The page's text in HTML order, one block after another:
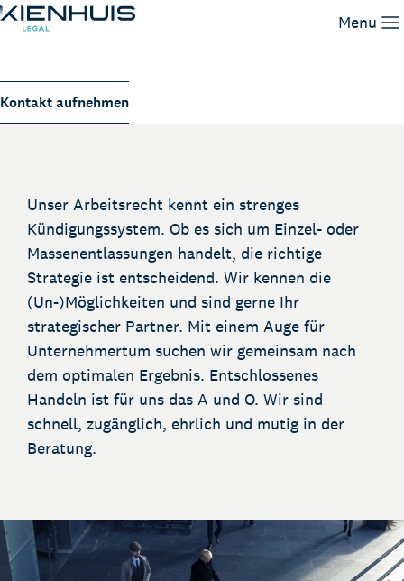
Menu
Unsere Leistungen
Unser Team
Kontakt
Kündigung
Kontakt aufnehmen
Unser Arbeitsrecht kennt ein strenges
Kündigungssystem. Ob es sich um Einzel- oder
Massenentlassungen handelt, die richtige
Strategie ist entscheidend. Wir kennen die
(Un-)Möglichkeiten und sind gerne Ihr
strategischer Partner. Mit einem Auge für
Unternehmertum suchen wir gemeinsam nach
dem optimalen Ergebnis. Entschlossenes
Handeln ist für uns das A und O. Wir sind
schnell, zugänglich, ehrlich und mutig in der
Beratung.